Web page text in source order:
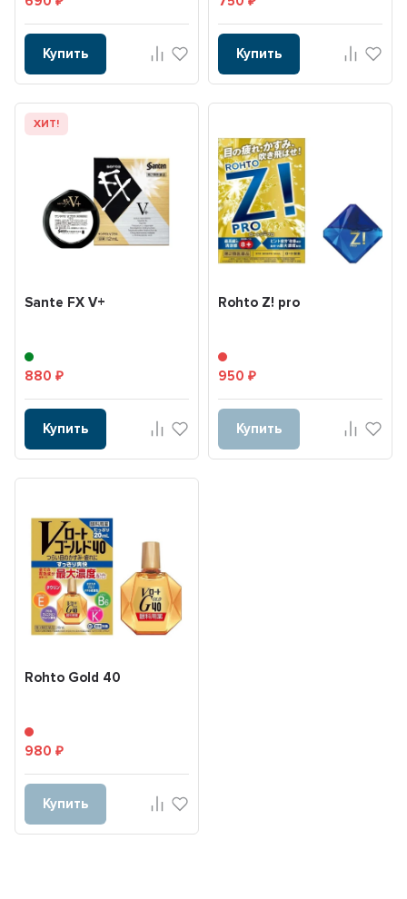
Купить Купить
ХИТ!
Sаnte FX V+
880₽
Купить
Rohto Z! pro
950 ₽
Купить
Rohto Gold 40
980₽
Купить